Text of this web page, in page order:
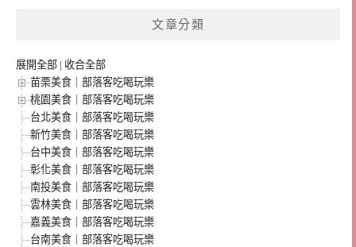
文章分類
展開全部 | 收合全部
苗栗美食｜部落客吃喝玩樂
桃園美食｜部落客吃喝玩樂
台北美食｜部落客吃喝玩樂
新竹美食｜部落客吃喝玩樂
台中美食｜部落客吃喝玩樂
彰化美食｜部落客吃喝玩樂
南投美食｜部落客吃喝玩樂
雲林美食｜部落客吃喝玩樂
嘉義美食｜部落客吃喝玩樂
台南美食｜部落客吃喝玩樂